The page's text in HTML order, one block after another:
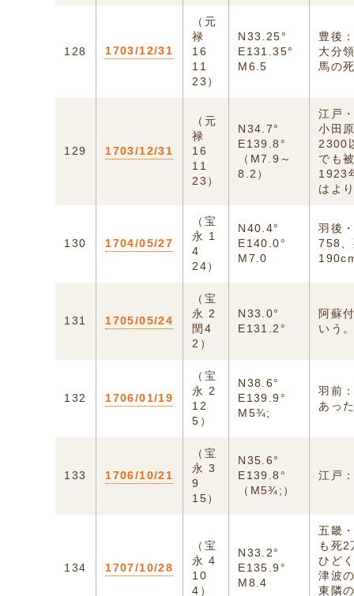
128 1703/12/31
（元
禄
16
11
23）
N33.25°
E131.35°
M6.5
豊後
大分
馬の
129 1703/12/31
（元
禄
16
11
23）
N34.7°
E139.8°
（M7.9～
8.2）
江戸
小田
2300
でも
1923
はよ
130 1704/05/27
（宝
永 1
4
24）
N40.4°
E140.0°
M7.0
羽後
758、
131 1705/05/24
（宝
永 2
閏4
2）
N33.0°
E131.2°
阿蘇
いう
132 1706/01/19
（宝
永 2
12
5）
N38.6°
E139.9°
M5¾;
羽前
あっ
133 1706/10/21
（宝
永 3
9
15）
N35.6°
E139.8°
（M5¾;）
江戸
134 1707/10/28
（宝
永 4
10
4）
N33.2°
E135.9°
M8.4
五畿
も死2
ひど
津波
東隣